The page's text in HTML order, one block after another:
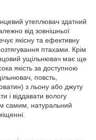
утеплювач здатний
від зовнішньої
якісну та ефективну
птахами. Крім
ущільнювач має ще
якість за доступною
повсть,
з льону або джуту
і віддавати вологу
самим, натуральний